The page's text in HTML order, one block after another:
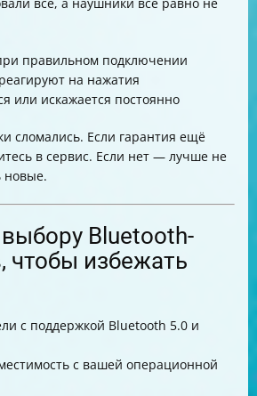
правильном подключении
на нажатия
или искажается постоянно
сломались. Если гарантия ещё
в сервис. Если нет — лучше не
новые.
Bluetooth-
чтобы избежать
с поддержкой Bluetooth 5.0 и
с вашей операционной